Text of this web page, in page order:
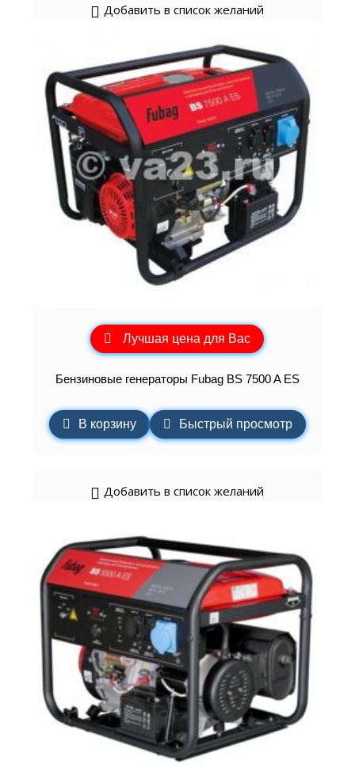
Добавить в список желаний
Лучшая цена для Вас
Бензиновые генераторы Fubag BS 7500 A ES
В корзину Быстрый просмотр
Добавить в список желаний